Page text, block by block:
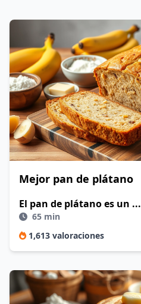
Mejor pan de plátano
El pan de plátano es un ...
65 min
1,613 valoraciones